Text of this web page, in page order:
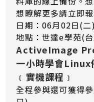
想瞭解更多請立即
日期：06月02日(
地點：世達e學苑(
ActiveImage
一小時學會Linux
﹝實機課程﹞
全程參與還可獲得